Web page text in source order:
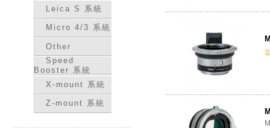
Leica S 系統
Micro 4/3 系統
Other
Speed
Booster 系統
X-mount 系統
Z-mount 系統